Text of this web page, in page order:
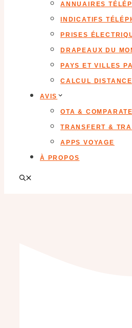
ANNUAIRES
INDICATIFS
PRISES
DRAPEAUX DU
PAYS ET VILLES
CALCUL
AVIS
OTA &
TRANSFERT &
APPS VOYAGE
À PROPOS